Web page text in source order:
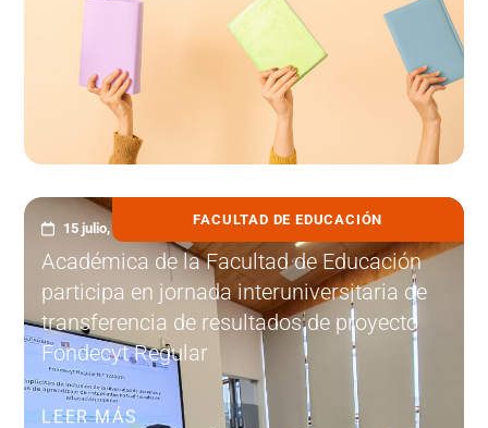
FACULTAD DE EDUCACIÓN
15 julio, 2026
Académica de la Facultad de Educación
participa en jornada interuniversitaria de
transferencia de resultados de proyecto
Fondecyt Regular
LEER MÁS